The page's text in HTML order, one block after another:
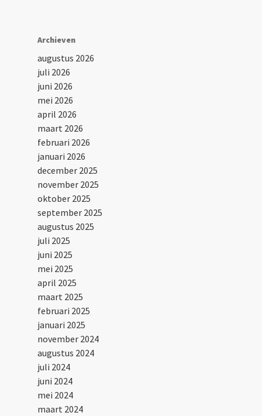
Archieven
augustus 2026
juli 2026
juni 2026
mei 2026
april 2026
maart 2026
februari 2026
januari 2026
december 2025
november 2025
oktober 2025
september 2025
augustus 2025
juli 2025
juni 2025
mei 2025
april 2025
maart 2025
februari 2025
januari 2025
november 2024
augustus 2024
juli 2024
juni 2024
mei 2024
maart 2024